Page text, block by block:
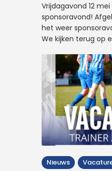
Vrijdagavond 12
sponsoravond!
het weer
We kijken terug op
Nieuws